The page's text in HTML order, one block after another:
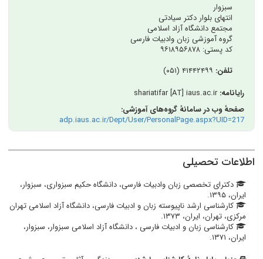
سبزوار
انتهای بلوار دکتر سیادتی
مجتمع دانشگاه آزاد اسلامی
گروه آموزشی زبان وادبیات فارسی
کد پستی: ۹۶۱۸۹۵۶۸۷۸
تلفن:
رایانامه:shariatifar [AT] iaus.ac.ir
صفحهٔ وب در سامانهٔ گروه‌های آموزشی:
adp.iaus.ac.ir/Dept/User/PersonalPage.aspx?UID=217
اطلاعات تحصیلی
دکترای تخصصی زبان وادبیات فارسی، دانشگاه حکیم سبزواری، سبزوار،
ایران، ۱۳۹۵.
کارشناسی ارشد ناپیوسته زبان و ادبیات فارسی، دانشگاه آزاد اسلامی تهران
مرکزی، تهران، ایران، ۱۳۷۳.
کارشناسی زبان و ادبیات فارسی ، دانشگاه آزاد اسلامی سبزوار، سبزوار،
ایران، ۱۳۷۱.